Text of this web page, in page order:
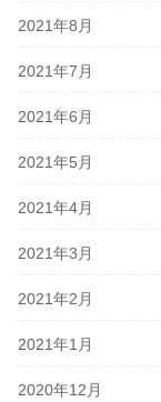
2021年8月
2021年7月
2021年6月
2021年5月
2021年4月
2021年3月
2021年2月
2021年1月
2020年12月